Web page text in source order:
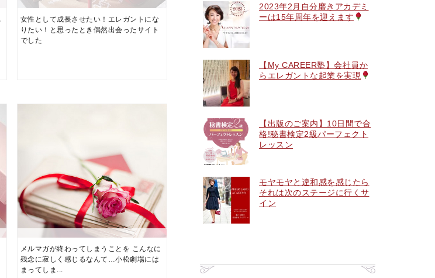
女性として成長させたい！エレガントにな
りたい！と思ったとき偶然出会ったサイト
でした
メルマガが終わってしまうことを こんなに
残念に寂しく感じるなんて…小松劇場には
まってしま...
2023年2月自分磨きアカデミ
ーは15年周年を迎えます
【My CAREER塾】会社員か
らエレガントな起業を実現
【出版のご案内】10日間で合
格!秘書検定2級パーフェクト
レッスン
モヤモヤと違和感を感じたら
それは次のステージに行くサ
イン